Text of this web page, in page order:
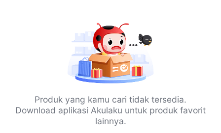
Produk yang kamu cari tidak tersedia.
Download aplikasi Akulaku untuk produk favorit
lainnya.